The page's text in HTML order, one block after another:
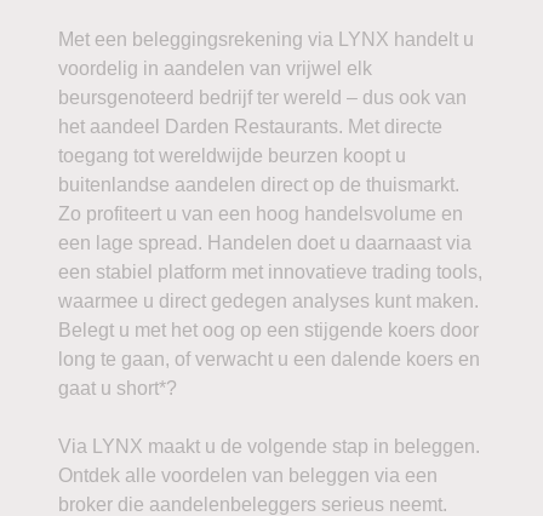
Met een beleggingsrekening via LYNX handelt u
voordelig in aandelen van vrijwel elk
beursgenoteerd bedrijf ter wereld – dus ook van
het aandeel Darden Restaurants. Met directe
toegang tot wereldwijde beurzen koopt u
buitenlandse aandelen direct op de thuismarkt.
Zo profiteert u van een hoog handelsvolume en
een lage spread. Handelen doet u daarnaast via
een stabiel platform met innovatieve trading tools,
waarmee u direct gedegen analyses kunt maken.
Belegt u met het oog op een stijgende koers door
long te gaan, of verwacht u een dalende koers en
gaat u short*?
Via LYNX maakt u de volgende stap in beleggen.
Ontdek alle voordelen van beleggen via een
broker die aandelenbeleggers serieus neemt.